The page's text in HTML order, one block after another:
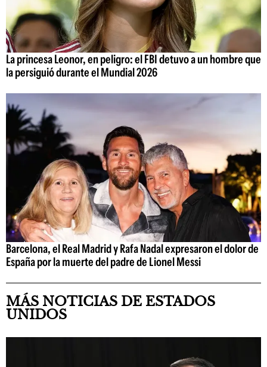
La princesa Leonor, en peligro: el FBI detuvo a un hombre que
la persiguió durante el Mundial 2026
Barcelona, el Real Madrid y Rafa Nadal expresaron el dolor de
España por la muerte del padre de Lionel Messi
MÁS NOTICIAS DE ESTADOS
UNIDOS